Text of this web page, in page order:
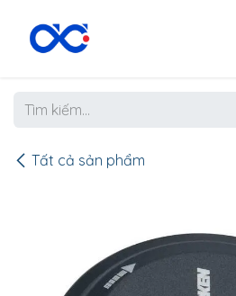
Tất cả sản phẩm